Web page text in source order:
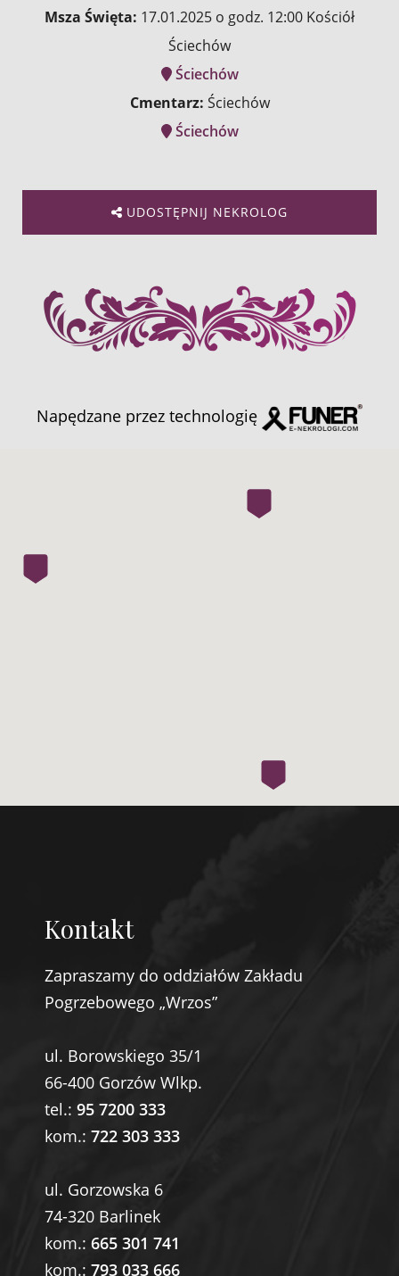
Msza Święta: 17.01.2025 o godz. 12:00 Kościół
Ściechów
Ściechów
Cmentarz: Ściechów
Ściechów
UDOSTĘPNIJ NEKROLOG
Napędzane przez technologię
Kontakt
Zapraszamy do oddziałów Zakładu
Pogrzebowego „Wrzos”
ul. Borowskiego 35/1
66-400 Gorzów Wlkp.
tel.: 95 7200 333
kom.: 722 303 333
ul. Gorzowska 6
74-320 Barlinek
kom.: 665 301 741
kom.: 793 033 666